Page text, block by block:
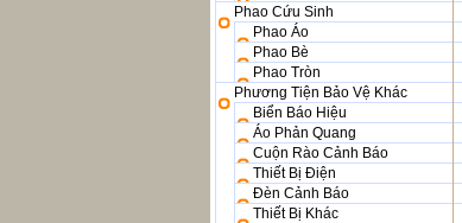
Phao Cứu Sinh
Phao Áo
Phao Bè
Phao Tròn
Phương Tiện Bảo Vệ Khác
Biển Báo Hiệu
Áo Phản Quang
Cuộn Rào Cảnh Báo
Thiết Bị Điện
Đèn Cảnh Báo
Thiết Bị Khác